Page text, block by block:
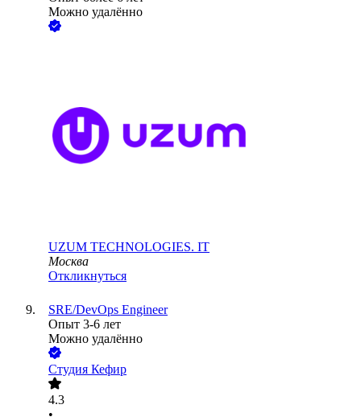
Можно удалённо
UZUM TECHNOLOGIES. IT
Москва
Откликнуться
SRE/DevOps Engineer
Опыт 3-6 лет
Можно удалённо
Студия Кефир
4.3